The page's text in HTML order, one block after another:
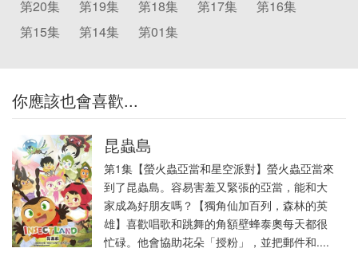
第20集
第19集 第18集 第17集
第16集
第15集
第14集 第01集
你應該也會喜歡...
昆蟲島
第1集【螢火蟲亞當和星空派對】螢火蟲亞當來
到了昆蟲島。容易害羞又緊張的亞當，能和大
家成為好朋友嗎？【獨角仙加百列，森林的英
雄】喜歡唱歌和跳舞的角額壁蜂泰奧每天都很
忙碌。他會協助花朵「授粉」，並把郵件和....